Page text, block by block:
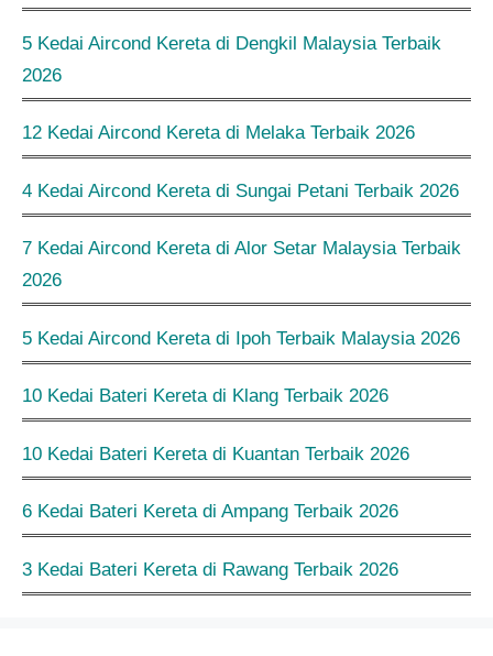
5 Kedai Aircond Kereta di Dengkil Malaysia Terbaik
2026
12 Kedai Aircond Kereta di Melaka Terbaik 2026
4 Kedai Aircond Kereta di Sungai Petani Terbaik 2026
7 Kedai Aircond Kereta di Alor Setar Malaysia Terbaik
2026
5 Kedai Aircond Kereta di Ipoh Terbaik Malaysia 2026
10 Kedai Bateri Kereta di Klang Terbaik 2026
10 Kedai Bateri Kereta di Kuantan Terbaik 2026
6 Kedai Bateri Kereta di Ampang Terbaik 2026
3 Kedai Bateri Kereta di Rawang Terbaik 2026